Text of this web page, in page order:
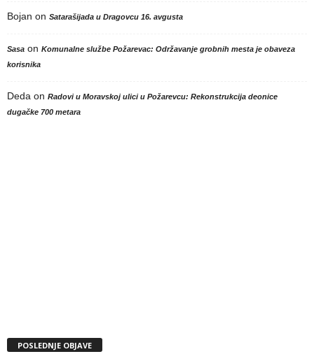
Bojan on Satarašijada u Dragovcu 16. avgusta
Sasa on Komunalne službe Požarevac: Održavanje grobnih mesta je obaveza
korisnika
Deda on Radovi u Moravskoj ulici u Požarevcu: Rekonstrukcija deonice
dugačke 700 metara
POSLEDNJE OBJAVE